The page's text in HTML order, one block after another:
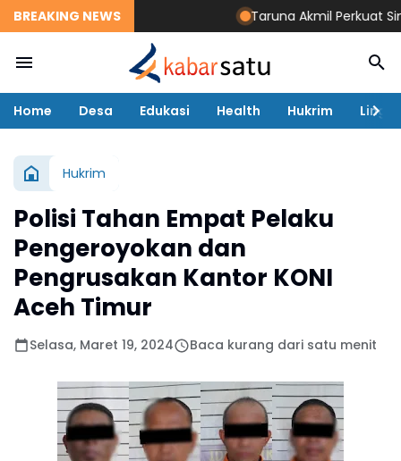
BREAKING NEWS Taruna Akmil Perkuat
Home Desa Edukasi Health Hukrim
Hukrim
Polisi Tahan Empat Pelaku
Pengeroyokan dan
Pengrusakan Kantor KONI
Aceh Timur
Selasa, Maret 19, 2024 Baca kurang dari satu menit